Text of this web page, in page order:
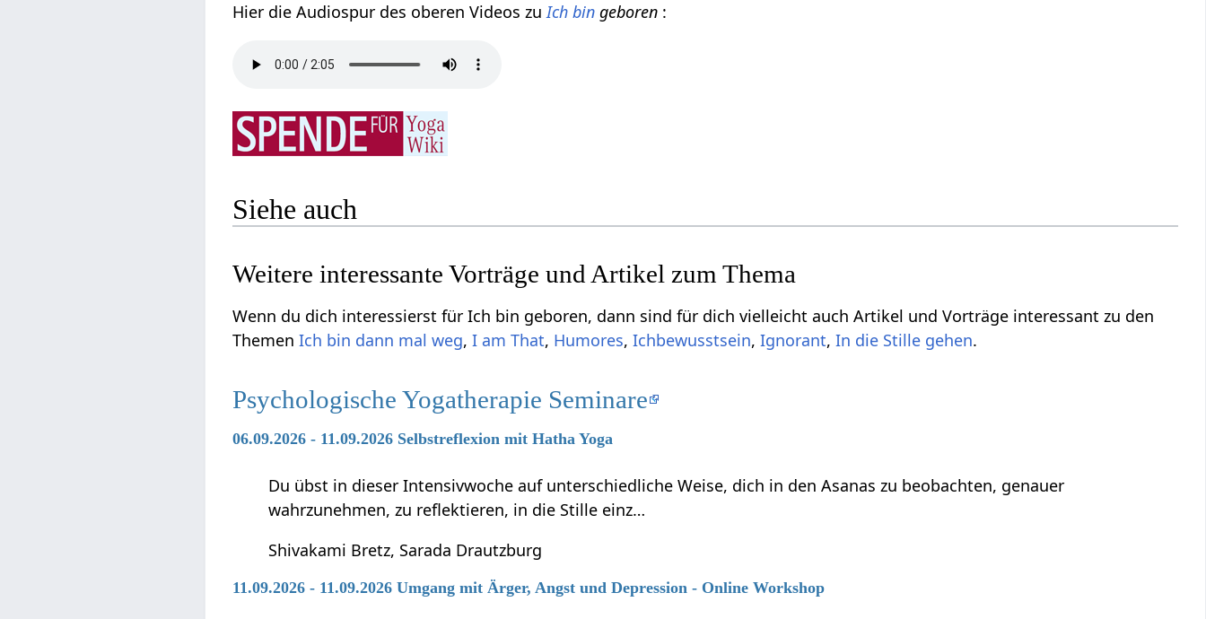
Hier die Audiospur des oberen Videos zuIch bin geboren :
Siehe auch
Weitere interessante Vorträge und Artikel zum Thema
Wenn du dich interessierst für Ich bin geboren, dann sind für dich vielleicht auch Artikel und Vorträge interessant zu den
ThemenIch bin dann mal weg,I am That, Humores,Ichbewusstsein,Ignorant,In die Stille gehen.
Psychologische Yogatherapie Seminare
06.09.2026 - 11.09.2026 Selbstreflexion mit Hatha Yoga
Du übst in dieser Intensivwoche auf unterschiedliche Weise, dich in den Asanas zu beobachten, genauer
wahrzunehmen, zu reflektieren, in die Stille einz…
Shivakami Bretz, Sarada Drautzburg
11.09.2026 - 11.09.2026 Umgang mit Ärger, Angst und Depression - Online Workshop